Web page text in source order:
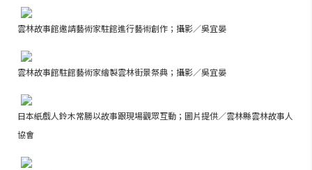
雲林故事館邀請藝術家駐館進行藝術創作；攝影／吳宜晏
雲林故事館駐館藝術家繪製雲林街景祭典；攝影／吳宜晏
日本紙戲人鈴木常勝以故事跟現場觀眾互動；圖片提供／雲林縣雲林故事人
協會